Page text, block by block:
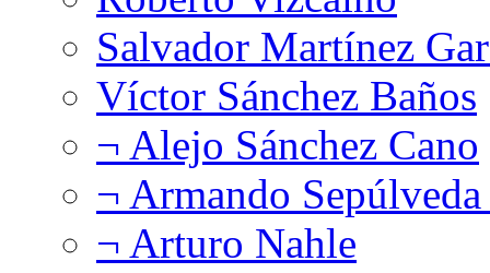
Salvador Martínez
Víctor Sánchez Baños
¬ Alejo Sánchez Cano
¬ Armando
¬ Arturo Nahle